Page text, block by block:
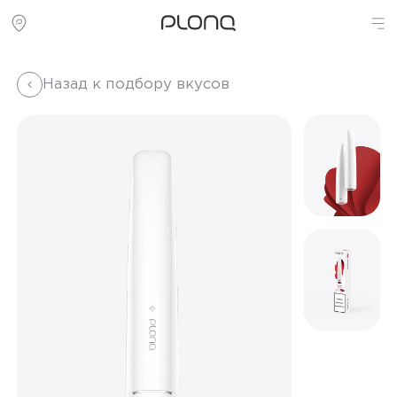
Назад к подбору вкусов